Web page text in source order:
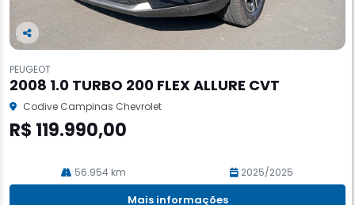
Co
pa
rtil
he
PEUGEOT
2008 1.0 TURBO 200 FLEX ALLURE CVT
Codive Campinas Chevrolet
R$ 119.990,00
56.954 km 2025/2025
Mais informações